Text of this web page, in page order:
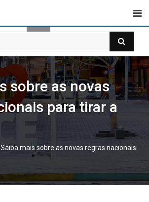
sobre as novas
para tirar a
Saiba mais sobre as novas regras nacionais